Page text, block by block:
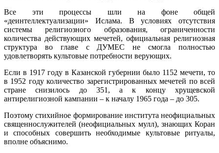
Все эти процессы шли на фоне общей
«деинтеллектуализации» Ислама. В условиях отсутствия
системы религиозного образования, ограниченности
количества действующих мечетей, официальная религиозная
структура во главе с ДУМЕС не смогла полностью
удовлетворять культовые потребности верующих.
Если в 1917 году в Казанской губернии было 1152 мечети, то
в 1952 году количество зарегистрированных мечетей по всей
стране снизилось до 351, а к концу хрущевской
антирелигиозной кампании – к началу 1965 года – до 305.
Поэтому стихийное формирование института неофициальных
священнослужителей (неофициальных мулл), знающих Коран
и способных совершить необходимые культовые ритуалы,
вполне объяснимо.